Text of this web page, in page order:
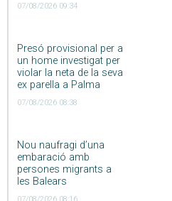
07/08/2026 09:34
Presó provisional per a
un home investigat per
violar la neta de la seva
ex parella a Palma
07/08/2026 08:38
Nou naufragi d’una
embaració amb
persones migrants a
les Balears
07/08/2026 08:16